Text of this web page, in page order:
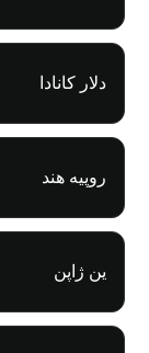
دلار کانادا
روپیه هند
ین ژاپن